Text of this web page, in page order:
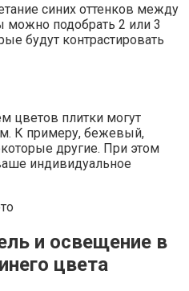
синих оттенков между
можно подобрать 2 или 3
будут контрастировать
цветов плитки могут
К примеру, бежевый,
другие. При этом
индивидуальное
и освещение в
цвета